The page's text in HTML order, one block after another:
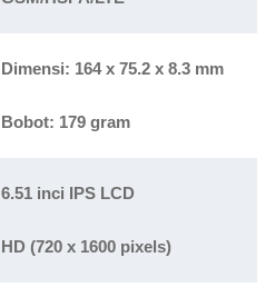
Dimensi: 164 x 75.2 x 8.3 mm
Bobot: 179 gram
6.51 inci IPS LCD
HD (720 x 1600 pixels)